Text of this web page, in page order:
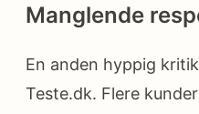
Manglende
En anden hyppig
Teste.dk. Flere